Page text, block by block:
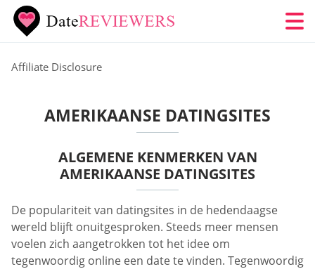
Affiliate Disclosure
AMERIKAANSE DATINGSITES
ALGEMENE KENMERKEN VAN
AMERIKAANSE DATINGSITES
De populariteit van datingsites in de hedendaagse
wereld blijft onuitgesproken. Steeds meer mensen
voelen zich aangetrokken tot het idee om
tegenwoordig online een date te vinden. Tegenwoordig